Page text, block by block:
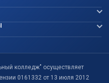
колледж" осуществляет
0161332 от 13 июля 2012